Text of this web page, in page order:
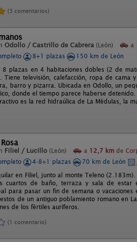
(3 comentarios)
Odollo / Castrillo de Cabrera (León) a
8+1 plazas
150 km de León
8 plazas en 4 habitaciones dobles (2 de
Tiene televisión, calefacción, ropa de
barro y pizarra. Ubicada en Odollo, un
donde el tiempo parece haberse
es la red hidraúlica de La Médulas, la
Filiel / Lucillo (León) a 12,7 km de
4-8+1 plazas 70 km de León
en Filiel, junto al monte Teleno
cuartos de baño, terraza y sala de
para pasar un fin de semana o
de un antiguo poblamiento romano en
de los fértiles auríferos.
(1 comentario)